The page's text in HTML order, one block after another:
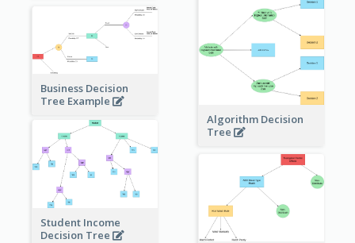
Algorithm Decision
Tree
Business Decision
Tree Example
Student Income
Decision Tree